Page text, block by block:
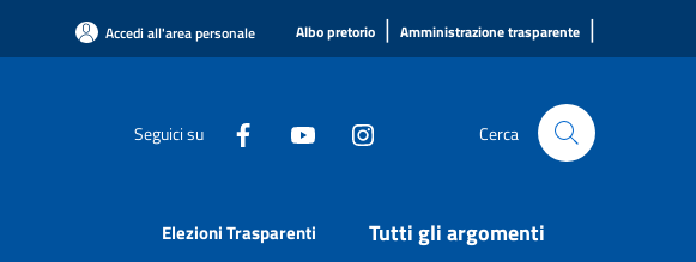
Accedi all'area personale Albo pretorio | Amministrazione trasparente |
Seguici su Cerca
Elezioni Trasparenti Tutti gli argomenti